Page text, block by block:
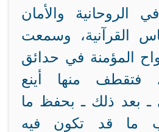
والأمان
القرآنية، وسمعت
المؤمنة في حدائق
فتقطف منها أينع
ـ بعد ذلك ـ بحفظ ما
ما قد تكون فيه